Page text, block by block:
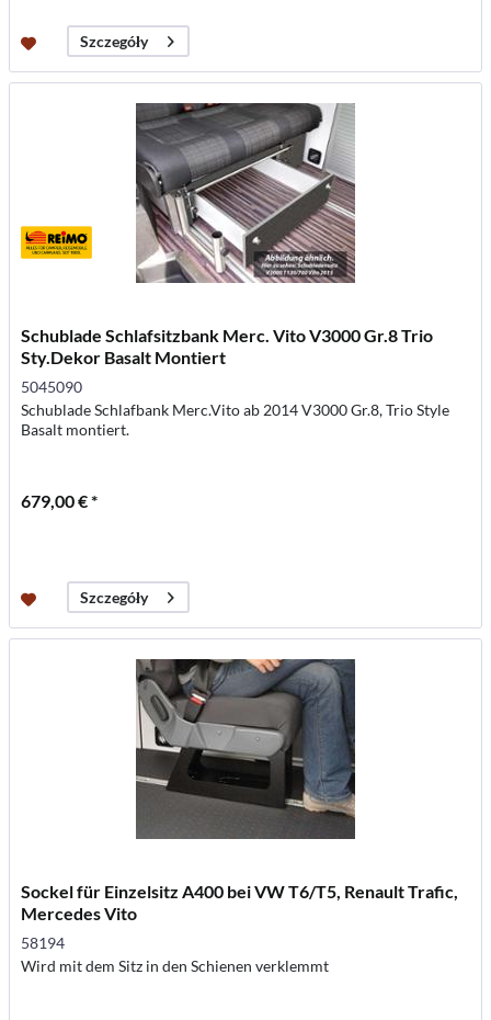
Szczegóły
Schublade Schlafsitzbank Merc. Vito V3000 Gr.8 Trio
Sty.Dekor Basalt Montiert
5045090
Schublade Schlafbank Merc.Vito ab 2014 V3000 Gr.8, Trio Style
Basalt montiert.
679,00 € *
Szczegóły
Sockel für Einzelsitz A400 bei VW T6/T5, Renault Trafic,
Mercedes Vito
58194
Wird mit dem Sitz in den Schienen verklemmt